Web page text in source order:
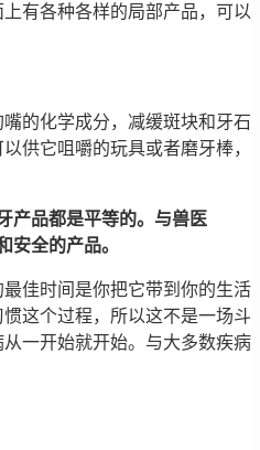
有各种各样的局部产品，可以
的化学成分，减缓斑块和牙石
供它咀嚼的玩具或者磨牙棒，
产品都是平等的。与兽医
安全的产品。
佳时间是你把它带到你的生活
这个过程，所以这不是一场斗
一开始就开始。与大多数疾病